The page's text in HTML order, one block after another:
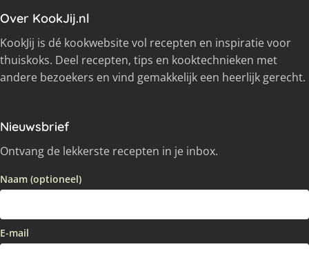
Over KookJij.nl
KookJij is dé kookwebsite vol recepten en inspiratie voor
thuiskoks. Deel recepten, tips en kooktechnieken met
andere bezoekers en vind gemakkelijk een heerlijk gerecht.
Nieuwsbrief
Ontvang de lekkerste recepten in je inbox.
Naam (optioneel)
E-mail